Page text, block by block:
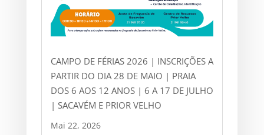
CAMPO DE FÉRIAS 2026 | INSCRIÇÕES A
PARTIR DO DIA 28 DE MAIO | PRAIA
DOS 6 AOS 12 ANOS | 6 A 17 DE JULHO
| SACAVÉM E PRIOR VELHO
Mai 22, 2026